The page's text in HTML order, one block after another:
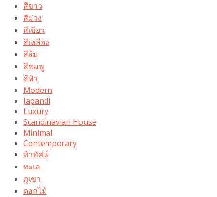
สีขาว
สีม่วง
สีเขียว
สีเหลือง
สีส้ม
สีชมพู
สีฟ้า
Modern
Japandi
Luxury
Scandinavian House
Minimal
Contemporary
ทิวทัศน์
ทะเล
ภูเขา
ดอกไม้